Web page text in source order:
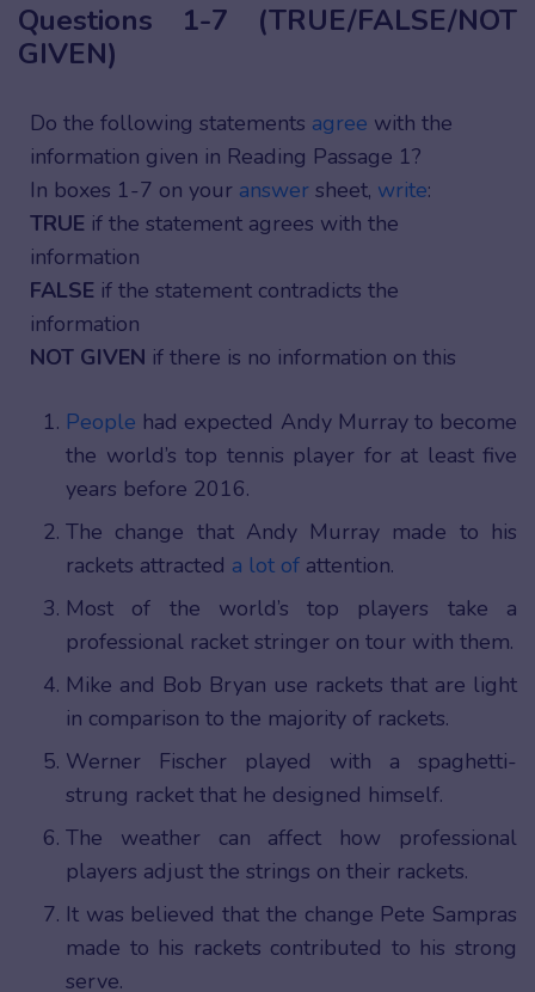
Questions 1-7 (TRUE/FALSE/NOT
GIVEN)
Do the following statements agree with the
information given in Reading Passage 1?
In boxes 1-7 on your answer sheet, write:
TRUE if the statement agrees with the
information
FALSE if the statement contradicts the
information
NOT GIVEN if there is no information on this
People had expected Andy Murray to become
the world’s top tennis player for at least five
years before 2016.
The change that Andy Murray made to his
rackets attracted a lot of attention.
Most of the world’s top players take a
professional racket stringer on tour with them.
Mike and Bob Bryan use rackets that are light
in comparison to the majority of rackets.
Werner Fischer played with a spaghetti-
strung racket that he designed himself.
The weather can affect how professional
players adjust the strings on their rackets.
It was believed that the change Pete Sampras
made to his rackets contributed to his strong
serve.